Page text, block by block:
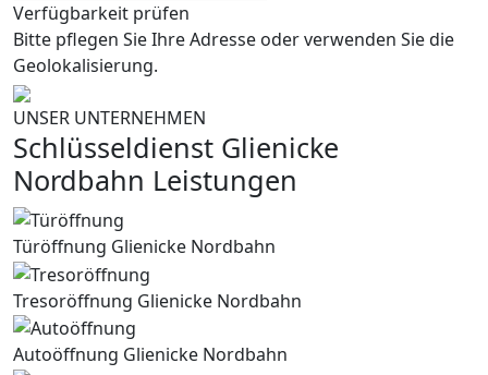
Verfügbarkeit prüfen
Bitte pflegen Sie Ihre Adresse oder verwenden Sie die
Geolokalisierung.
UNSER UNTERNEHMEN
Schlüsseldienst Glienicke
Nordbahn Leistungen
Türöffnung Glienicke Nordbahn
Tresoröffnung Glienicke Nordbahn
Autoöffnung Glienicke Nordbahn